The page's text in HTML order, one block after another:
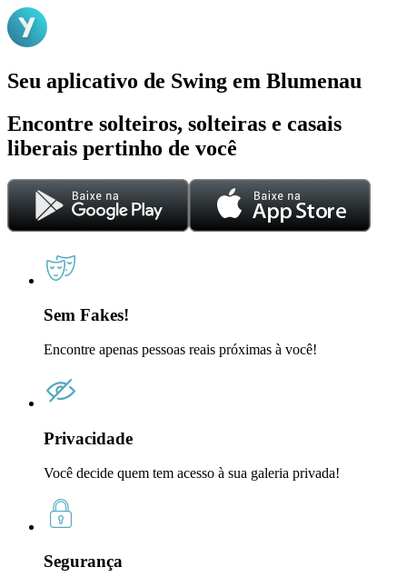
Seu aplicativo de Swing em Blumenau
Encontre solteiros, solteiras e casais
liberais pertinho de você
Sem Fakes!
Encontre apenas pessoas reais próximas à você!
Privacidade
Você decide quem tem acesso à sua galeria privada!
Segurança